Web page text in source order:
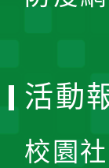
活動
校園